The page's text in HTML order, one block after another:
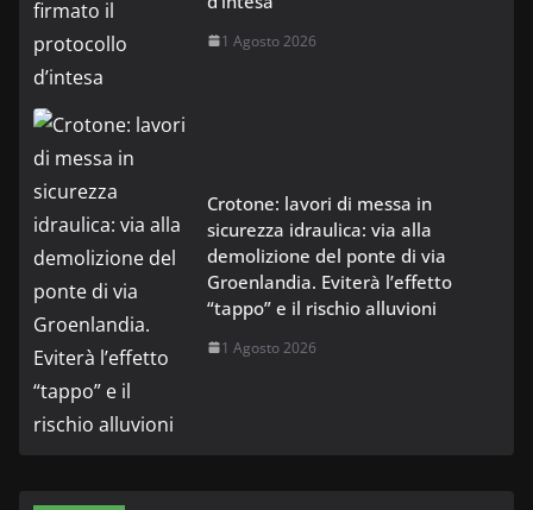
1 Agosto 2026
Crotone: lavori di messa in
sicurezza idraulica: via alla
demolizione del ponte di via
Groenlandia. Eviterà l’effetto
“tappo” e il rischio alluvioni
1 Agosto 2026